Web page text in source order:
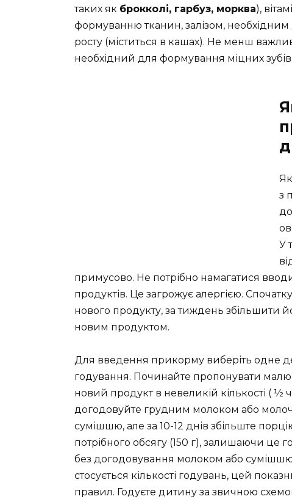
таких як брокколі, гарбуз, морква),
формуванню тканин, залізом,
росту (міститься в кашах). Не менш
необхідний для формування міцних зубів
з
У
примусово. Не потрібно намагатися
продуктів. Це загрожує алергією.
нового продукту, за тиждень збільшити
новим продуктом.
Для введення прикорму виберіть одне
годування. Починайте пропонувати
новий продукт в невеликій кількості ( ½ ч.
догодовуйте грудним молоком або
сумішшю, але за 10-12 днів збільште
потрібного обсягу (150 г), залишаючи це
без догодовування молоком або
стосується кількості годувань, цей
правил. Годуєте дитину за звичною